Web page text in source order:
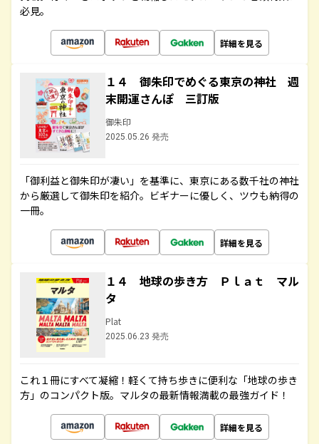
必見。
詳細を見る
１４ 御朱印でめぐる東京の神社 週
末開運さんぽ 三訂版
御朱印
2025.05.26 発売
「御利益と御朱印が凄い」を基準に、東京にある数千社の神社
から厳選して御朱印を紹介。ビギナーに優しく、ツウも納得の
一冊。
詳細を見る
１４ 地球の歩き方 Ｐｌａｔ マル
タ
Plat
2025.06.23 発売
これ１冊にすべて凝縮！軽くて持ち歩きに便利な「地球の歩き
方」のコンパクト版。マルタの最新情報満載の最強ガイド！
詳細を見る